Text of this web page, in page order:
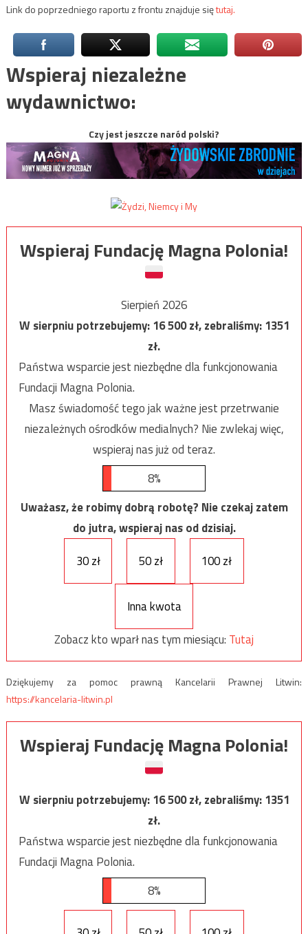
Link do poprzedniego raportu z frontu znajduje siętutaj.
Wspieraj niezależne
wydawnictwo:
Czy jest jeszcze naród polski?
Wspieraj Fundację Magna Polonia!
Sierpień 2026
W sierpniu potrzebujemy:16 500zł, zebraliśmy:1351
zł.
Państwa wsparcie jest niezbędne dla funkcjonowania
Fundacji Magna Polonia.
Masz świadomość tego jak ważne jest przetrwanie
niezależnych ośrodków medialnych? Nie zwlekaj więc,
wspieraj nas już od teraz.
8%
Uważasz, że robimy dobrą robotę? Nie czekaj zatem
do jutra, wspieraj nas od dzisiaj.
30 zł
50 zł 100 zł
Inna kwota
Zobacz kto wparł nas tym miesiącu: Tutaj
Dziękujemy za pomoc prawną Kancelarii Prawnej Litwin:
https://kancelaria-litwin.pl
Wspieraj Fundację Magna Polonia!
W sierpniu potrzebujemy:16 500zł, zebraliśmy:1351
zł.
Państwa wsparcie jest niezbędne dla funkcjonowania
Fundacji Magna Polonia.
8%